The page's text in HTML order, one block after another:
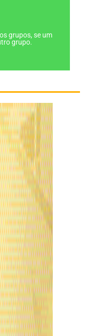
grupos, se um
grupo.